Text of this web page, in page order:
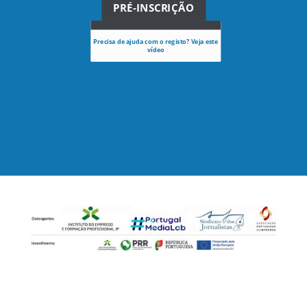
PRÉ-INSCRIÇÃO
Precisa de ajuda com o registo? Veja este
vídeo